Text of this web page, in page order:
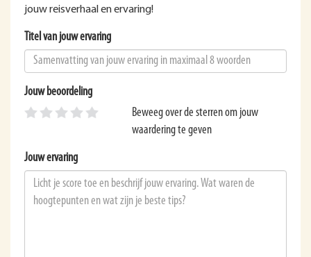
jouw reisverhaal en ervaring!
Titel van jouw ervaring
Jouw beoordeling
Beweeg over de sterren om jouw
waardering te geven
Jouw ervaring